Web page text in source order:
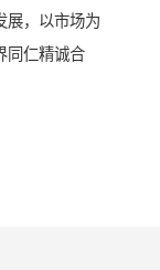
展，以市场为
同仁精诚合